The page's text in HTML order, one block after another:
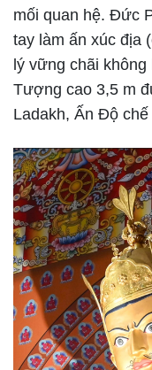
mối quan hệ. Đức
tay làm ấn xúc địa
lý vững chãi
Tượng cao 3,5 m
Ladakh, Ấn Độ